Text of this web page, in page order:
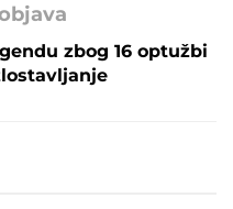
zbog 16 optužbi